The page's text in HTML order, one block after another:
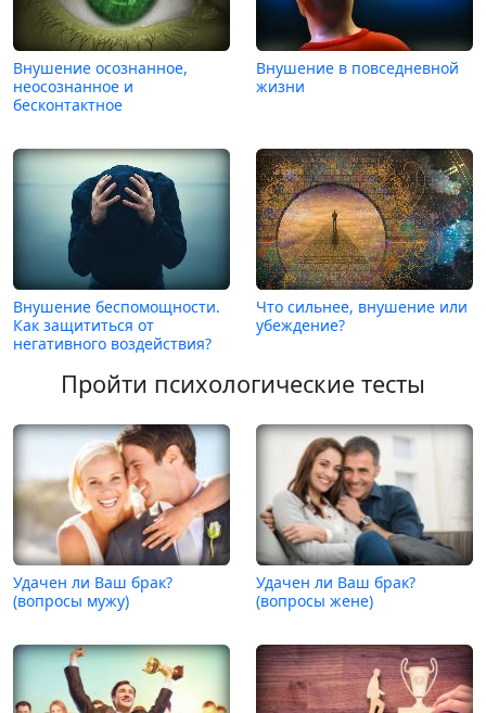
Внушение осознанное,
неосознанное и
бесконтактное
Внушение в повседневной
жизни
Внушение беспомощности.
Как защититься от
негативного воздействия?
Что сильнее, внушение или
убеждение?
Пройти психологические тесты
Удачен ли Ваш брак?
(вопросы мужу)
Удачен ли Ваш брак?
(вопросы жене)